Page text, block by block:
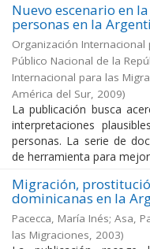
Nuevo escenario en
personas en la
Organización
Público Nacional de la
Internacional para las
América del Sur, 2009)
La publicación busca
interpretaciones
personas. La serie de
de herramienta para
Migración,
dominicanas en la
Pacecca, María Inés; Asa,
las Migraciones, 2003)